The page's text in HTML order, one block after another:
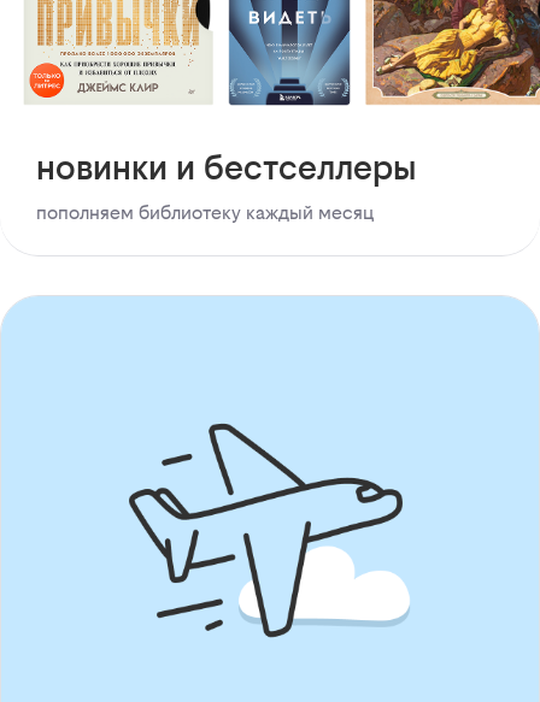
новинки и бестселлеры
пополняем библиотеку каждый месяц